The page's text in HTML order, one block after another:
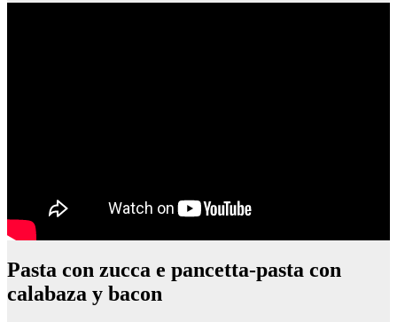
Pasta con zucca e pancetta-pasta con
calabaza y bacon